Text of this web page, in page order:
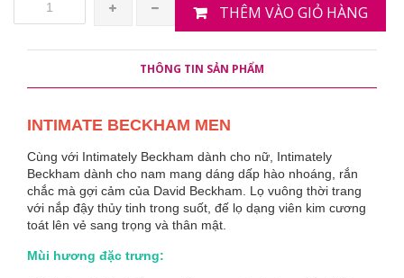
THÊM VÀO GIỎ HÀNG
THÔNG TIN SẢN PHẨM
INTIMATE BECKHAM MEN
Cùng với Intimately Beckham dành cho nữ, Intimately
Beckham dành cho nam mang dáng dấp hào nhoáng, rắn
chắc mà gợi cảm của David Beckham. Lọ vuông thời trang
với nắp đậy thủy tinh trong suốt, đế lọ dạng viên kim cương
toát lên vẻ sang trọng và thân mật.
Mùi hương đặc trưng: